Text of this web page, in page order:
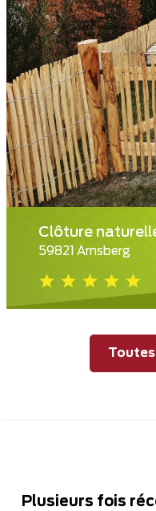
Clôture
59821 Arnsberg
Plusieurs fois